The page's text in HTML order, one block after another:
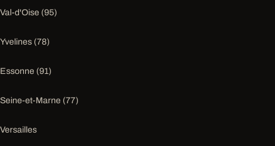
Val-d'Oise (95)
Yvelines (78)
Essonne (91)
Seine-et-Marne (77)
Versailles